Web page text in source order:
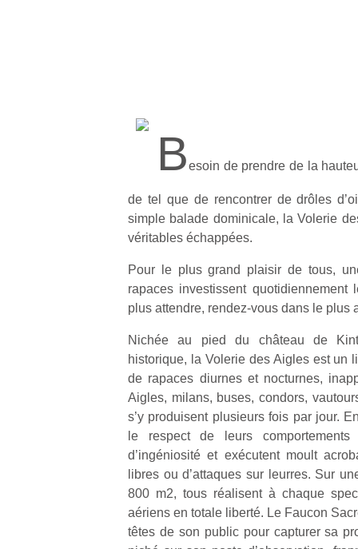
Besoin de prendre de la
de tel que de rencontrer de drôles
simple balade dominicale, la Volerie
véritables échappées.
Pour le plus grand plaisir de tous,
rapaces investissent
plus attendre, rendez-vous dans le plus
Nichée au pied du château de
historique, la Volerie des Aigles est un
de rapaces diurnes et nocturnes,
Aigles, milans, buses, condors,
s’y produisent plusieurs fois par jour.
le respect de leurs
d’ingéniosité et exécutent moult
libres ou d’attaques sur leurres. Sur
800 m2, tous réalisent à chaque
aériens en totale liberté. Le Faucon
têtes de son public pour capturer sa